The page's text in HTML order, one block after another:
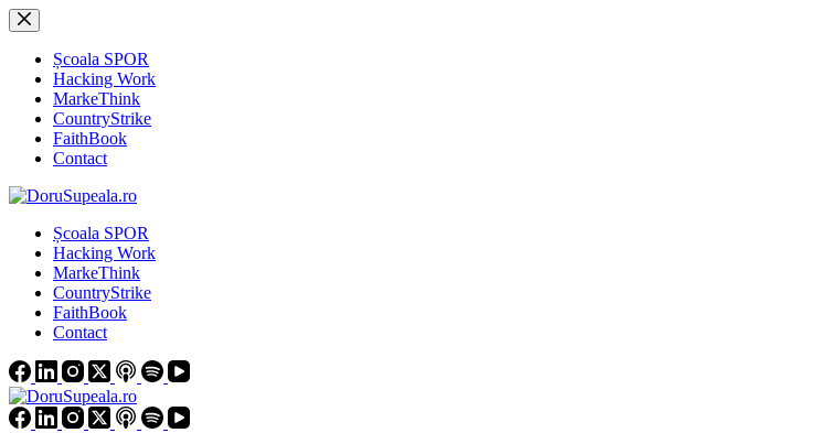
Sari
la
conținutȘcoala SPOR
Hacking Work
MarkeThink
CountryStrike
FaithBook
Contact
Școala SPOR
Hacking Work
MarkeThink
CountryStrike
FaithBook
Contact